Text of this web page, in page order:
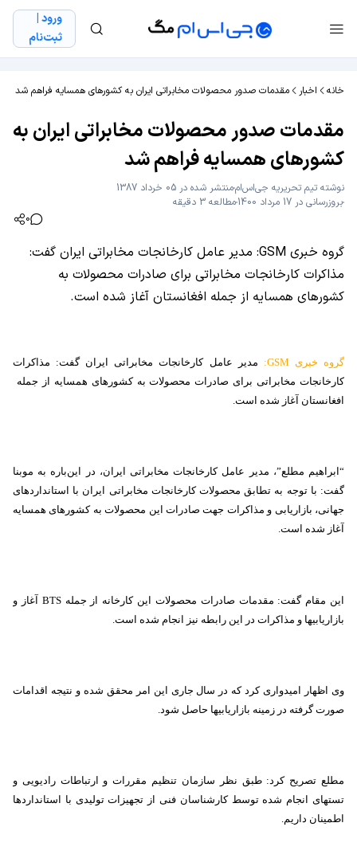
ورود |
ثبت‌نام
خانه اخبار مقدمات صدور محصولات مخابراتی ایران به کشورهای همسایه فراهم شد
مقدمات صدور محصولات مخابراتی ایران به
کشورهای همسایه فراهم شد
نوشته تیم تحریریه جی‌اس‌اممنتشر شده در 05 خرداد 1387
بروزرسانی در 17 مرداد 1400
مطالعه 3 دقیقه
0
گروه خبری GSM: مدیر عامل کارخانجات مخابراتی ایران گفت:
مذاکرات کارخانجات مخابراتی برای صادرات محصولات به
کشورهای همسایه از جمله افغانستان آغاز شده است.
گروه خبری GSM
: مدیر عامل کارخانجات مخابراتی ایران گفت: مذاکرات
کارخانجات مخابراتی برای صادرات محصولات به کشورهای همسایه از جمله
افغانستان آغاز شده است.
“ابراهیم مطلع”، مدیر عامل کارخانجات مخابراتی ایران، در این‌باره به موبنا
گفت: با توجه به تطابق محصولات کارخانجات مخابراتی ایران با استانداردهای
جهانی، بازاریابی و مذاکرات جهت صادرات این محصولات به کشورهای همسایه
آغاز شده است.
این مقام گفت: مقدمات صادرات محصولات این کارخانه از جملهBTS آغاز و
بازاریابی‏ها و مذاکرات در این رابطه نیز انجام شده است.
وی اظهار امیدواری کرد که در سال جاری این امر محقق شده و نتیجه اقدامات
صورت گرفته در زمینه بازاریابی‏ها حاصل شود.
مطلع تصریح کرد: طبق نظر سازمان تنظیم مقررات و ارتباطات رادیویی و
تست‏های انجام شده توسط کارشناسان فنی از تجهیزات تولیدی با استانداردها
اطمینان داریم.